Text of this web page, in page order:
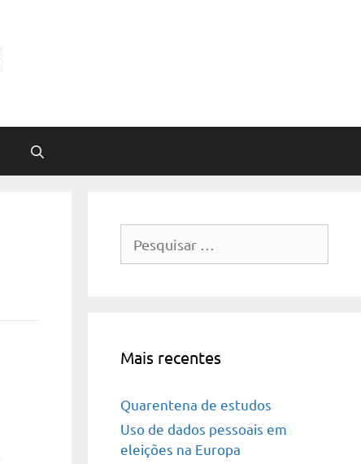
por:
Mais recentes
Quarentena de estudos
Uso de dados pessoais em
eleições na Europa